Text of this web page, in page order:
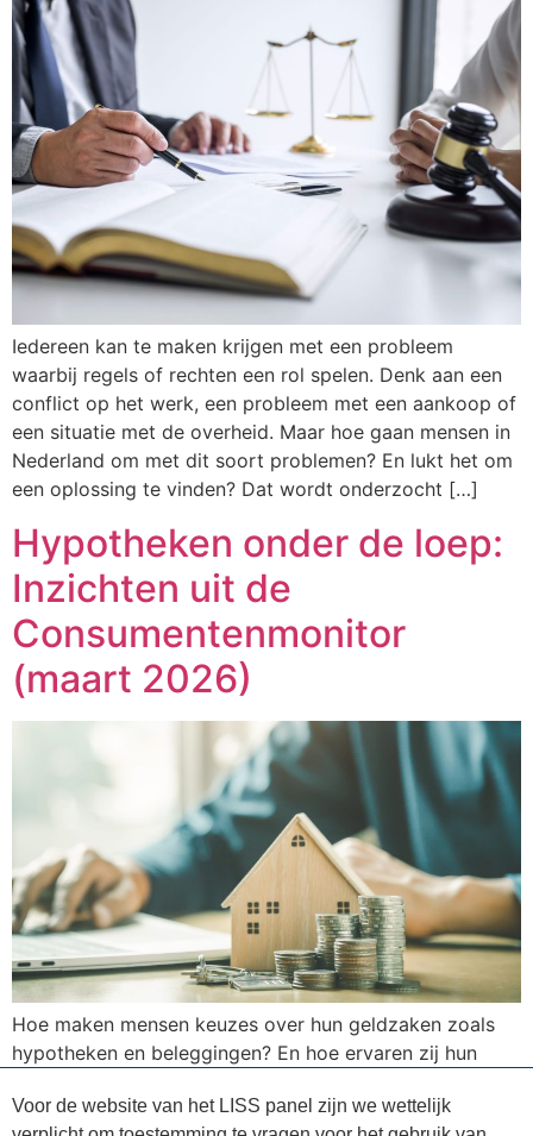
Voor de website van het LISS panel zijn we wettelijk
Iedereen kan te maken krijgen met een probleem
waarbij regels of rechten een rol spelen. Denk aan een
conflict op het werk, een probleem met een aankoop of
een situatie met de overheid. Maar hoe gaan mensen in
Nederland om met dit soort problemen? En lukt het om
een oplossing te vinden? Dat wordt onderzocht […]
Hypotheken onder de loep:
Inzichten uit de
Consumentenmonitor
(maart 2026)
Hoe maken mensen keuzes over hun geldzaken zoals
hypotheken en beleggingen? En hoe ervaren zij hun
Centerdata hoe mensen omgaan met hun geld. Dit